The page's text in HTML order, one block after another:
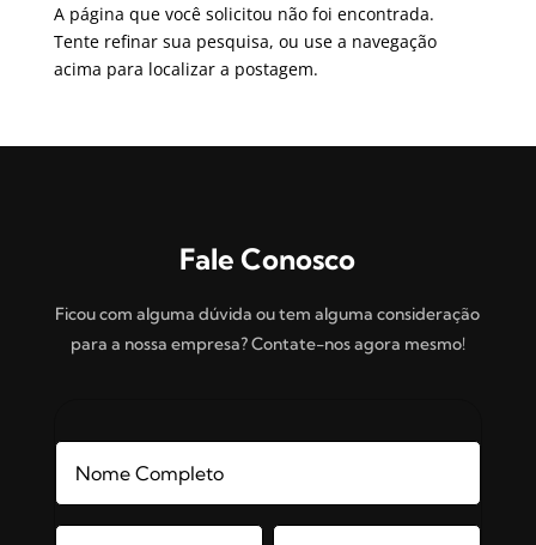
A página que você solicitou não foi encontrada.
Tente refinar sua pesquisa, ou use a navegação
acima para localizar a postagem.
Fale Conosco
Ficou com alguma dúvida ou tem alguma consideração
para a nossa empresa? Contate-nos agora mesmo!